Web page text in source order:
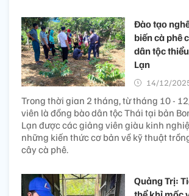
Đào tạo
biến cà phê
dân tộc
Lạn
14/12/
Trong thời gian 2 tháng, từ tháng 10 -
viên là đồng bào dân tộc Thái tại bản
Lạn được các giảng viên giàu kinh
những kiến thức cơ bản về kỹ thuật
cây cà phê.
Quảng Trị: